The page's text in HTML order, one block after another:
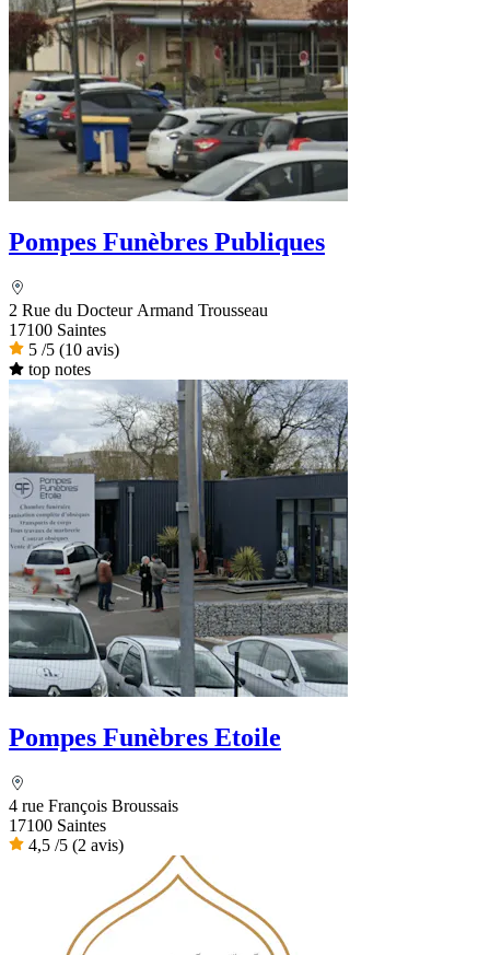
Pompes Funèbres Publiques
2 Rue du Docteur Armand Trousseau
17100 Saintes
5 /5 (10 avis)
top notes
Pompes Funèbres Etoile
4 rue François Broussais
17100 Saintes
4,5 /5 (2 avis)